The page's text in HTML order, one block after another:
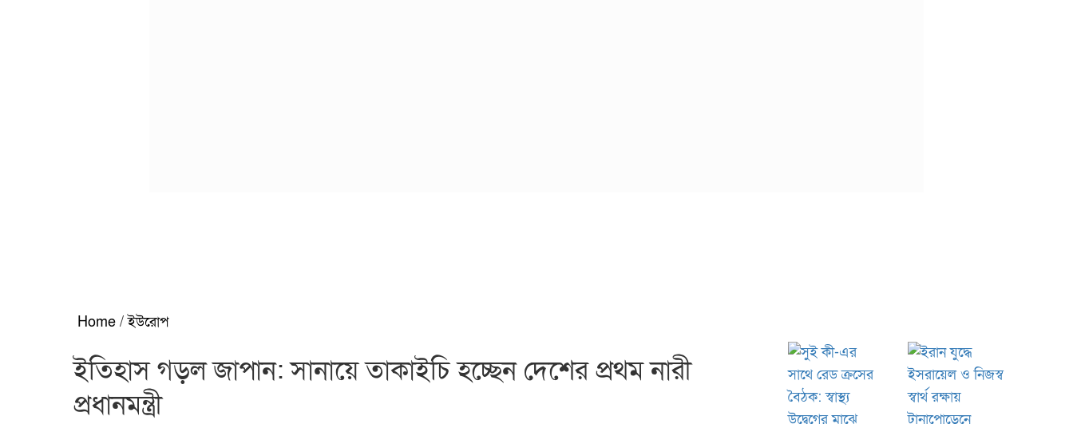
Home / ইউরোপ
ইতিহাস গড়ল জাপান: সানায়ে তাকাইচি হচ্ছেন দেশের প্রথম নারী
প্রধানমন্ত্রী